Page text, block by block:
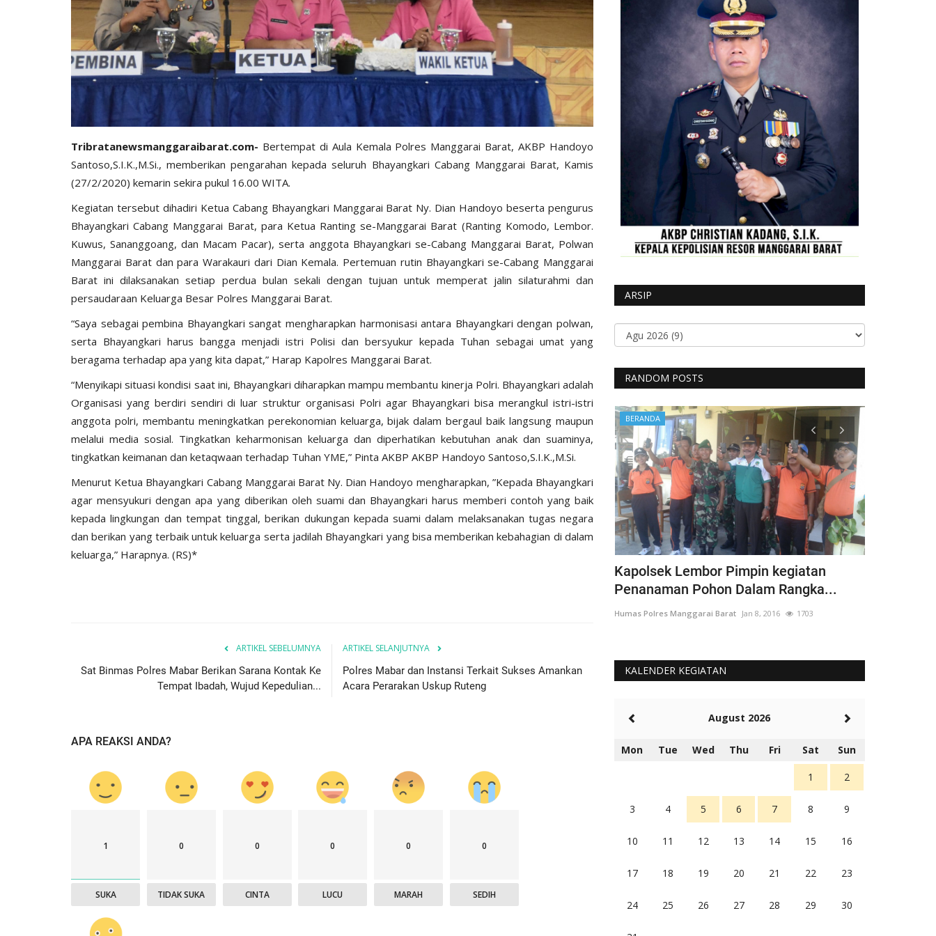
Tribratanewsmanggaraibarat.com- Bertempat di Aula Kemala Polres Manggarai Barat, AKBP Handoyo
Santoso,S.I.K.,M.Si., memberikan pengarahan kepada seluruh Bhayangkari Cabang Manggarai Barat, Kamis
(27/2/2020) kemarin sekira pukul 16.00 WITA.
Kegiatan tersebut dihadiri Ketua Cabang Bhayangkari Manggarai Barat Ny. Dian Handoyo beserta pengurus
Bhayangkari Cabang Manggarai Barat, para Ketua Ranting se-Manggarai Barat (Ranting Komodo, Lembor.
Kuwus, Sananggoang, dan Macam Pacar), serta anggota Bhayangkari se-Cabang Manggarai Barat, Polwan
Manggarai Barat dan para Warakauri dari Dian Kemala. Pertemuan rutin Bhayangkari se-Cabang Manggarai
Barat ini dilaksanakan setiap perdua bulan sekali dengan tujuan untuk memperat jalin silaturahmi dan
persaudaraan Keluarga Besar Polres Manggarai Barat.
“Saya sebagai pembina Bhayangkari sangat mengharapkan harmonisasi antara Bhayangkari dengan polwan,
serta Bhayangkari harus bangga menjadi istri Polisi dan bersyukur kepada Tuhan sebagai umat yang
beragama terhadap apa yang kita dapat,” Harap Kapolres Manggarai Barat.
“Menyikapi situasi kondisi saat ini, Bhayangkari diharapkan mampu membantu kinerja Polri. Bhayangkari adalah
Organisasi yang berdiri sendiri di luar struktur organisasi Polri agar Bhayangkari bisa merangkul istri-istri
anggota polri, membantu meningkatkan perekonomian keluarga, bijak dalam bergaul baik langsung maupun
melalui media sosial. Tingkatkan keharmonisan keluarga dan diperhatikan kebutuhan anak dan suaminya,
tingkatkan keimanan dan ketaqwaan terhadap Tuhan YME,” Pinta AKBP AKBP Handoyo Santoso,S.I.K.,M.Si.
Menurut Ketua Bhayangkari Cabang Manggarai Barat Ny. Dian Handoyo mengharapkan, ”Kepada Bhayangkari
agar mensyukuri dengan apa yang diberikan oleh suami dan Bhayangkari harus memberi contoh yang baik
kepada lingkungan dan tempat tinggal, berikan dukungan kepada suami dalam melaksanakan tugas negara
dan berikan yang terbaik untuk keluarga serta jadilah Bhayangkari yang bisa memberikan kebahagian di dalam
keluarga,” Harapnya. (RS)*
ARTIKEL SEBELUMNYA
Sat Binmas Polres Mabar Berikan Sarana Kontak Ke
Tempat Ibadah, Wujud Kepedulian...
ARTIKEL SELANJUTNYA
Polres Mabar dan Instansi Terkait Sukses Amankan
Acara Perarakan Uskup Ruteng
APA REAKSI ANDA?
1
SUKA
0
TIDAK SUKA
0
CINTA
0
LUCU
0
MARAH
0
SEDIH
ARSIP
RANDOM POSTS
BERANDA Giat Ops BERANDA
Kapolsek Lembor Pimpin kegiatan
Penanaman Pohon Dalam Rangka...
Humas Polres Manggarai Barat Jan 8, 2016 1703
KALENDER KEGIATAN
August 2026
Mon Tue Wed Thu Fri Sat Sun
1 2
3 4 5 6 7 8 9
10 11 12 13 14 15 16
17 18 19 20 21 22 23
24 25 26 27 28 29 30